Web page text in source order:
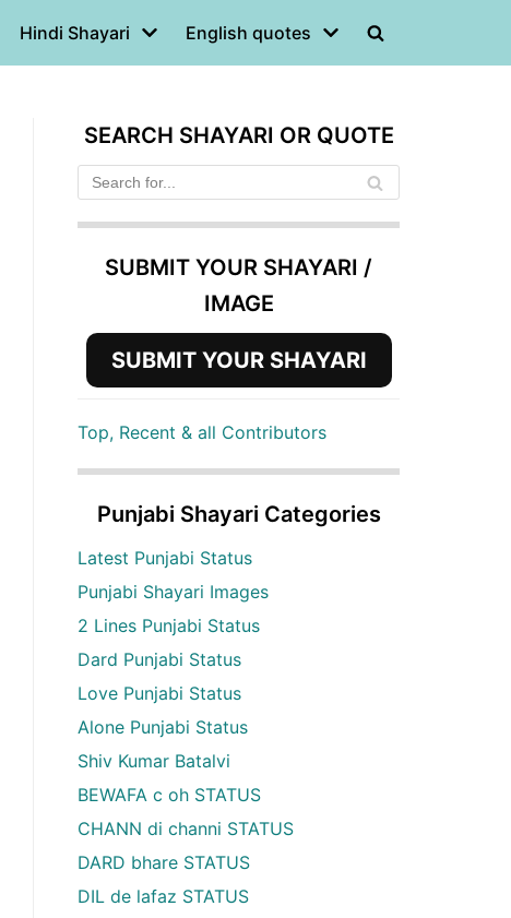
Hindi Shayari English quotes
SEARCH SHAYARI OR QUOTE
SUBMIT YOUR SHAYARI /
IMAGE
SUBMIT YOUR SHAYARI
Top, Recent & all Contributors
Punjabi Shayari Categories
Latest Punjabi Status
Punjabi Shayari Images
2 Lines Punjabi Status
Dard Punjabi Status
Love Punjabi Status
Alone Punjabi Status
Shiv Kumar Batalvi
BEWAFA c oh STATUS
CHANN di channi STATUS
DARD bhare STATUS
DIL de lafaz STATUS